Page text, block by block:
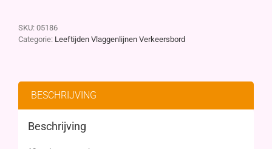
SKU: 05186
Categorie: Leeftijden Vlaggenlijnen Verkeersbord
BESCHRIJVING
Beschrijving